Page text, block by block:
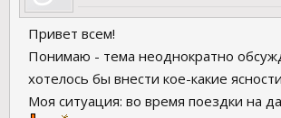
Привет всем!
Понимаю - тема неоднократно
хотелось бы внести кое-какие
Моя ситуация: во время поездки на